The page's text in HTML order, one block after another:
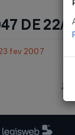
DE 22/
fev 2007